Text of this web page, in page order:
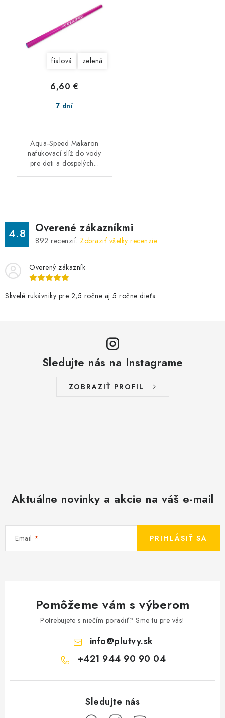
fialová zelená
7 dní
6,60 €
Aqua-Speed Makaron
nafukovací slíž do vody
pre deti a dospelých...
4.8 Overené zákazníkmi
892 recenzií. Zobraziť všetky recenzie
Overený zákazník
Skvelé rukávniky pre 2,5 ročne aj 5 ročne dieťa
Sledujte nás na Instagrame
ZOBRAZIŤ PROFIL
Aktuálne novinky a akcie na váš e-mail
Email PRIHLÁSIŤ SA
Pomôžeme vám s výberom
Potrebujete s niečím poradiť? Sme tu pre vás!
info@plutvy.sk
+421 944 90 90 04